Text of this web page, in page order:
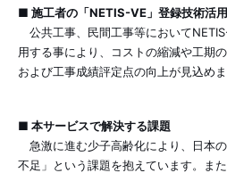
■ 施工者の「NETIS-VE」登録技術活
公共工事、民間工事等において
用する事により、コストの縮減や工期
および工事成績評定点の向上が見込めま
■ 本サービスで解決する課題
急激に進む少子高齢化により、日本
不足」という課題を抱えています。ま